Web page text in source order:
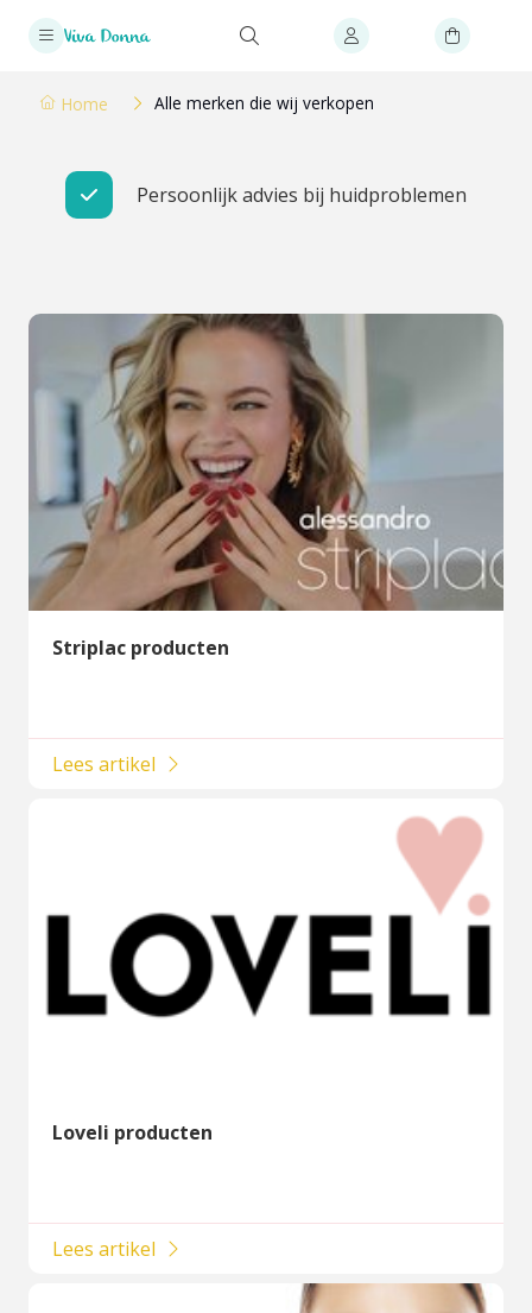
Home Alle merken die wij verkopen
Persoonlijk advies bij huidproblemen
Striplac producten
Lees artikel
Loveli producten
Lees artikel